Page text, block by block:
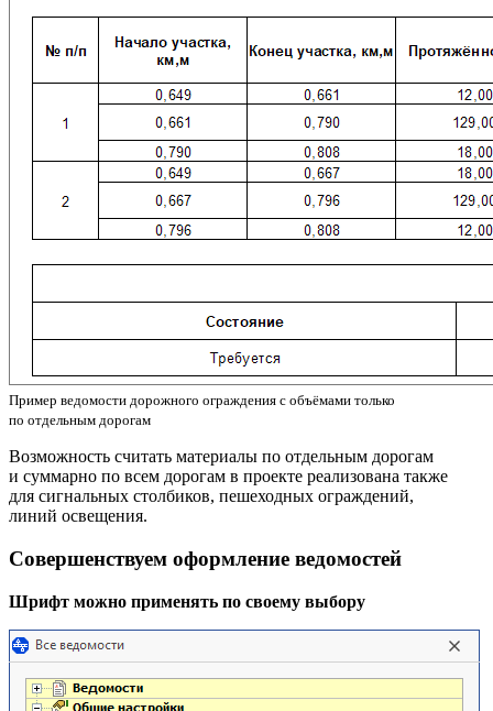
Пример ведомости дорожного ограждения с объёмами только
по отдельным дорогам
Возможность считать материалы по отдельным дорогам
и суммарно по всем дорогам в проекте реализована также
для сигнальных столбиков, пешеходных ограждений,
линий освещения.
Совершенствуем оформление ведомостей
Шрифт можно применять по своему выбору